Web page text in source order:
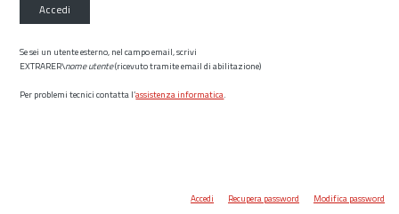
Accedi
Se sei un utente esterno, nel campo email, scrivi
EXTRARER\nome utente(ricevuto tramite email di abilitazione)
Per problemi tecnici contatta l’assistenza informatica.
Accedi Recupera password Modifica password